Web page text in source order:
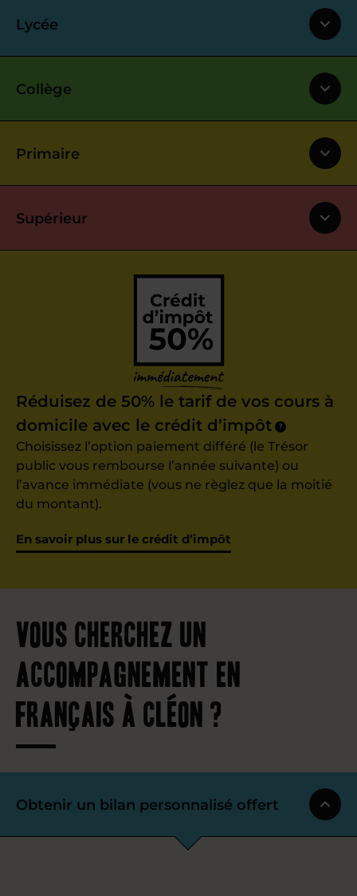
Lycée
Collège
Primaire
Supérieur
Réduisez de 50% le tarif de vos cours à
domicile avec le crédit d’impôt
?
Choisissez l’option paiement différé (le Trésor
public vous rembourse l’année suivante) ou
l’avance immédiate (vous ne règlez que la moitié
du montant).
En savoir plus sur le crédit d’impôt
Vous cherchez un
accompagnement en
français à Cléon ?
Obtenir un bilan personnalisé offert